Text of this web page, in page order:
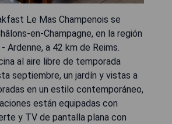
Le Mas Champenois se
en-Champagne, en la región
Ardenne, a 42 km de Reims.
al aire libre de temporada
septiembre, un jardín y vistas a
en un estilo contemporáneo,
están equipadas con
y TV de pantalla plana con